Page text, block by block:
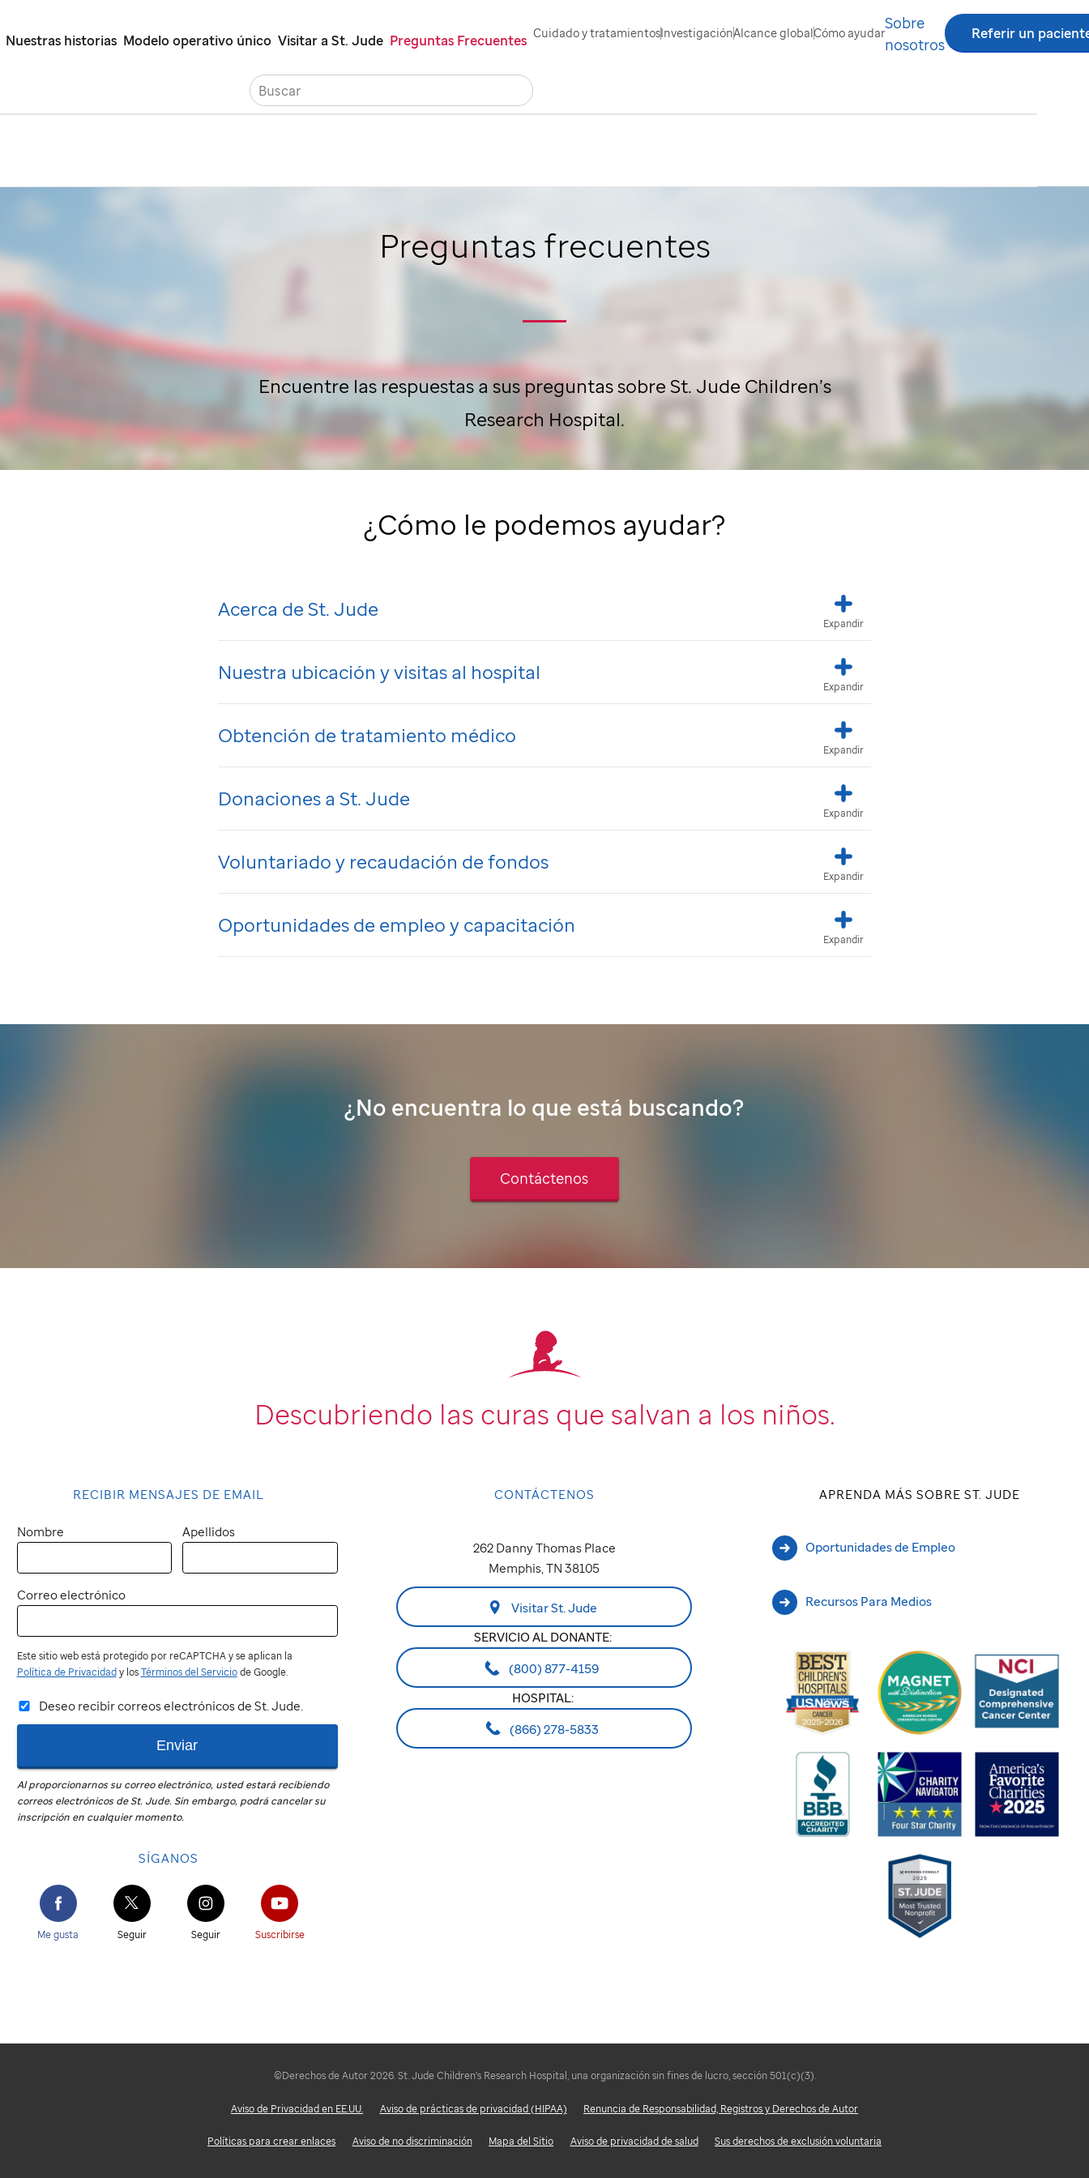
al
principal
Nuestras historias Modelo operativo único Visitar a St. Jude Preguntas Frecuentes Cuidado y tratamientosInvestigaciónAlcance globalCómo ayudar
Sobre
nosotros
Buscar
Referir un
Preguntas frecuentes
Encuentre las respuestas a sus preguntas sobreSt. Jude Children’s
Research Hospital.
¿Cómo le podemos ayudar?
Acerca deSt. Jude
Expandir
Nuestra ubicación y visitas al hospital
Expandir
Obtención de tratamiento médico
Expandir
Donaciones a St. Jude
Expandir
Voluntariado y recaudación de fondos
Expandir
Oportunidades de empleo y capacitación
Expandir
¿No encuentra lo que está buscando?
Contáctenos
Descubriendo las curas que salvan a los niños.
RECIBIR MENSAJES DE EMAIL
Nombre Apellidos
Correo electrónico
Este sitio web está protegido por reCAPTCHA y se aplican la
Política de Privacidady losTérminos del Serviciode Google.
Deseo recibir correos electrónicos de St. Jude.
Enviar
Al proporcionarnos su correo electrónico, usted estará recibiendo
correos electrónicos deSt. Jude. Sin embargo, podrá cancelar su
inscripción en cualquier momento.
SÍGANOS
Me gusta Seguir Seguir Suscribirse
CONTÁCTENOS
262 Danny Thomas Place
Memphis, TN 38105
Visitar St. Jude
SERVICIO AL DONANTE:
(800) 877-4159
HOSPITAL:
(866) 278-5833
APRENDA MÁS SOBRE ST. JUDE
Oportunidades de Empleo
Recursos Para Medios
©Derechos de Autor 2026. St. Jude Children's Research Hospital, una organización sin fines de lucro, sección 501(c)(3).
Aviso de Privacidad en EE.UU. Aviso de prácticas de privacidad (HIPAA) Renuncia de Responsabilidad, Registros y Derechos de Autor
Políticas para crear enlaces Aviso de no discriminación Mapa del Sitio Aviso de privacidad de salud Sus derechos de exclusión voluntaria